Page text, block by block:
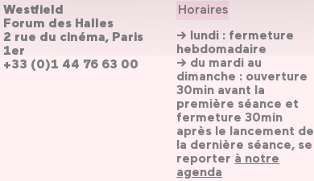
Westfield
Forum des Halles
2 rue du cinéma, Paris
1er
+33 (0)1 44 76 63 00
Horaires
→ lundi : fermeture
hebdomadaire
→ du mardi au
dimanche : ouverture
30min avant la
première séance et
fermeture 30min
après le lancement de
la dernière séance, se
reporter à notre
agenda